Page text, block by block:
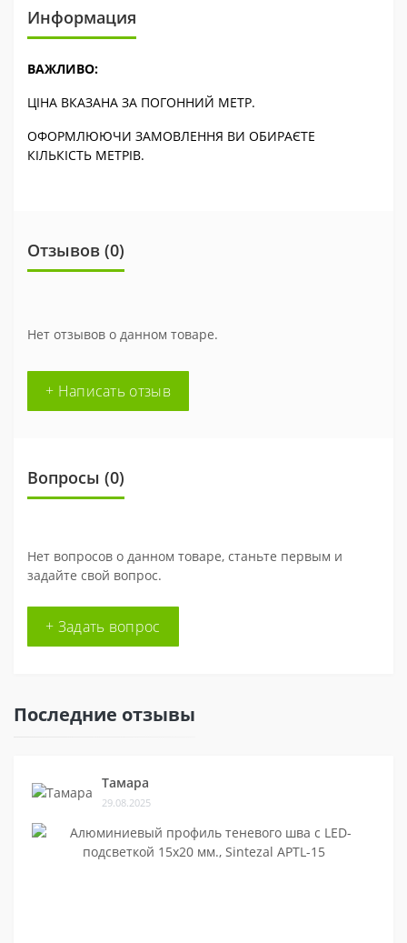
Информация
ВАЖЛИВО:
ЦІНА ВКАЗАНА ЗА ПОГОННИЙ МЕТР.
ОФОРМЛЮЮЧИ ЗАМОВЛЕННЯ ВИ ОБИРАЄТЕ
КІЛЬКІСТЬ МЕТРІВ.
Отзывов (0)
Нет отзывов о данном товаре.
+ Написать отзыв
Вопросы (0)
Нет вопросов о данном товаре, станьте первым и
задайте свой вопрос.
+ Задать вопрос
Последние отзывы
Тамара
29.08.2025